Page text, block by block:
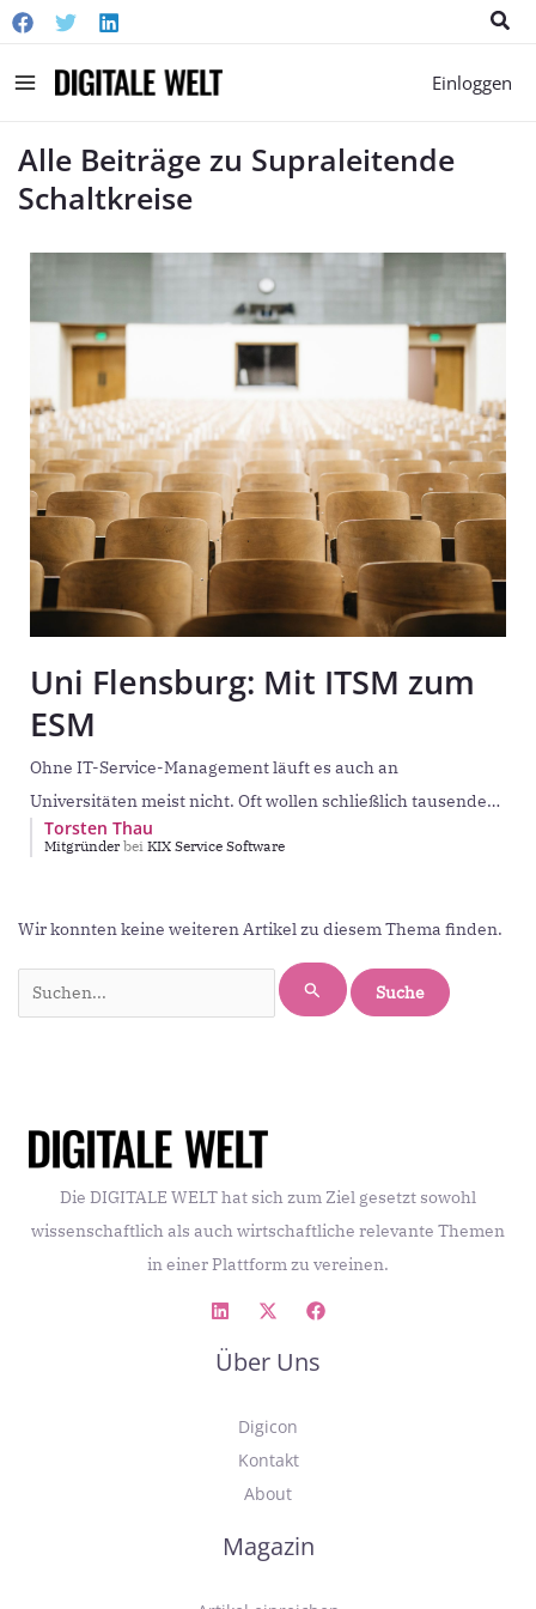
Main
Einloggen
Alle Beiträge zu Supraleitende
Schaltkreise
Uni Flensburg: Mit ITSM zum
ESM
Ohne IT-Service-Management läuft es auch an
Universitäten meist nicht. Oft wollen schließlich tausende
Studenten und hunderte Mitarbeiter mit dem passenden
Torsten Thau
Mitgründer bei KIX Service Software
Wir konnten keine weiteren Artikel zu diesem Thema finden.
nach:
Die DIGITALE WELT hat sich zum Ziel gesetzt sowohl
wissenschaftlich als auch wirtschaftliche relevante Themen
in einer Plattform zu vereinen.
Über Uns
Digicon
Kontakt
About
Magazin